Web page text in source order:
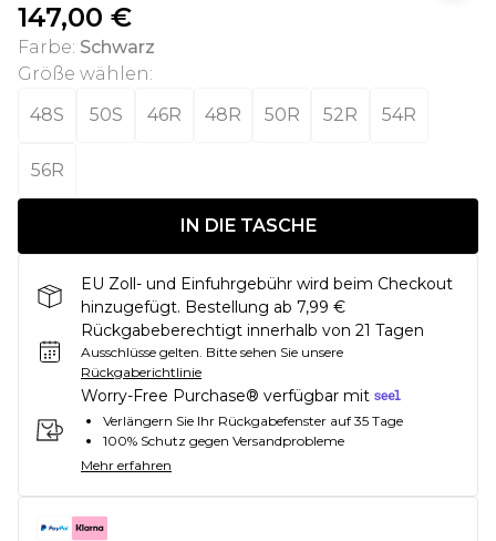
147,00 €
Farbe: Schwarz
Größe wählen:
48S
50S 46R 48R 50R 52R 54R
56R
IN DIE TASCHE
EU Zoll- und Einfuhrgebühr wird beim Checkout
hinzugefügt. Bestellung ab 7,99 €
Rückgabeberechtigt innerhalb von 21 Tagen
Ausschlüsse gelten. Bitte sehen Sie unsere
Rückgaberichtlinie
Worry-Free Purchase® verfügbar mit
Verlängern Sie Ihr Rückgabefenster auf 35 Tage
100% Schutz gegen Versandprobleme
Mehr erfahren